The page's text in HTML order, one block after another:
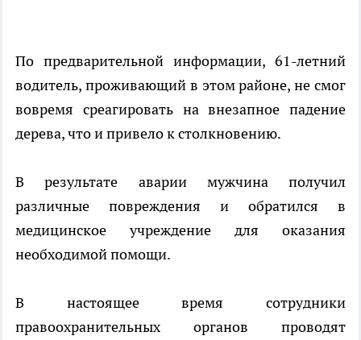
По предварительной информации, 61-летний
водитель, проживающий в этом районе, не смог
вовремя среагировать на внезапное падение
дерева, что и привело к столкновению.
В результате аварии мужчина получил
различные повреждения и обратился в
медицинское учреждение для оказания
необходимой помощи.
В настоящее время сотрудники
правоохранительных органов проводят